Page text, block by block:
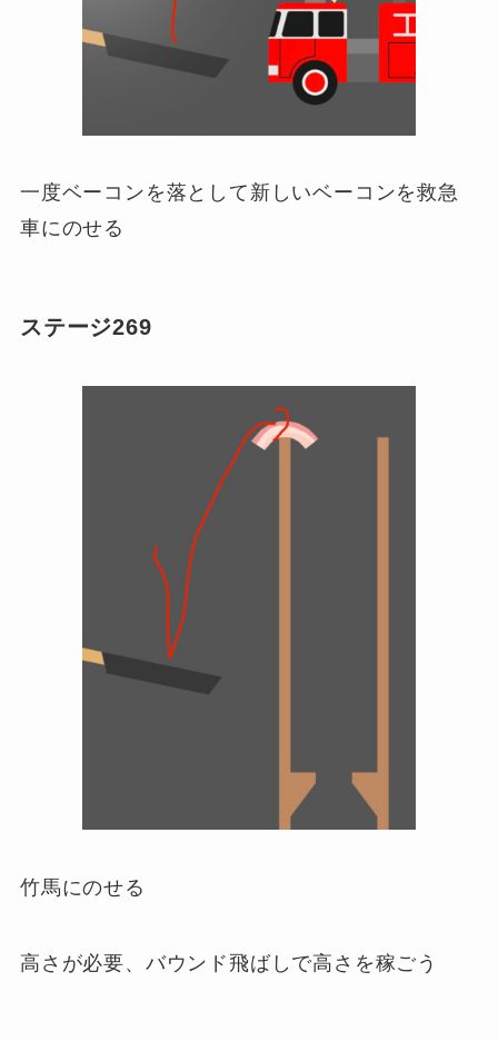
一度ベーコンを落として新しいベーコンを救急
車にのせる
ステージ269
竹馬にのせる
高さが必要、バウンド飛ばしで高さを稼ごう